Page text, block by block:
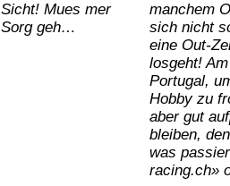
Sicht! Mues mer
Sorg geh…
manchem
sich nicht
eine Out-
losgeht!
Portugal,
Hobby zu
aber gut
bleiben,
was
racing.ch»